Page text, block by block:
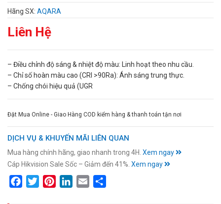
Hãng SX: AQARA
Liên Hệ
– Điều chỉnh độ sáng & nhiệt độ màu: Linh hoạt theo nhu cầu.
– Chỉ số hoàn màu cao (CRI >90Ra): Ánh sáng trung thực.
– Chống chói hiệu quả (UGR
Đặt Mua Online - Giao Hàng COD kiểm hàng & thanh toán tận nơi
DỊCH VỤ & KHUYẾN MÃI LIÊN QUAN
Mua hàng chính hãng, giao nhanh trong 4H. Xem ngay
Cáp Hikvision Sale Sốc – Giảm đến 41%. Xem ngay
FacebookTwitterPinterestLinkedIn
Email